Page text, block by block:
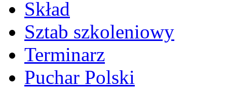
Skład
Sztab szkoleniowy
Terminarz
Puchar Polski